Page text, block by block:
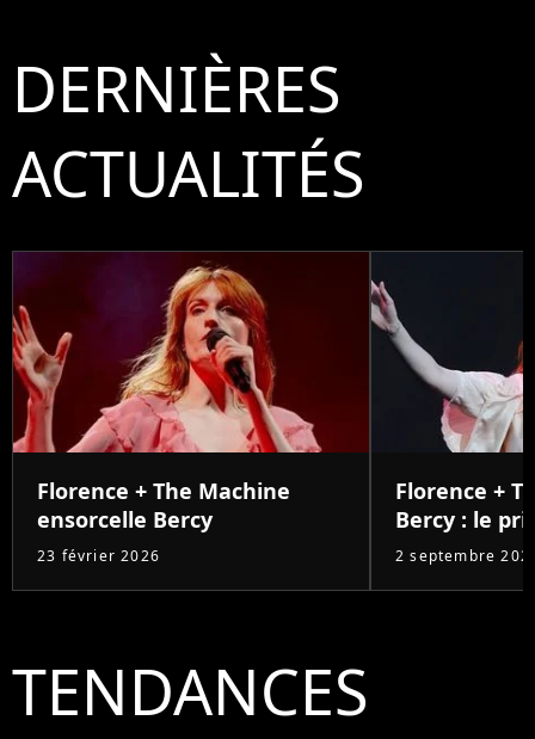
DERNIÈRES
ACTUALITÉS
Florence + The Machine
ensorcelle Bercy
23 février 2026
Florence +
Bercy : le
2 septembre
TENDANCES